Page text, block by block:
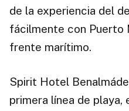
de la experiencia del
fácilmente con Puerto
frente marítimo.
Spirit Hotel
primera línea de playa,